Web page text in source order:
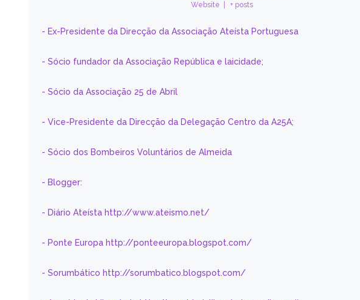
Website + posts
- Ex-Presidente da Direcção da Associação Ateísta Portuguesa
- Sócio fundador da Associação República e laicidade;
- Sócio da Associação 25 de Abril
- Vice-Presidente da Direcção da Delegação Centro da A25A;
- Sócio dos Bombeiros Voluntários de Almeida
- Blogger:
- Diário Ateísta http://www.ateismo.net/
- Ponte Europa http://ponteeuropa.blogspot.com/
- Sorumbático http://sorumbatico.blogspot.com/